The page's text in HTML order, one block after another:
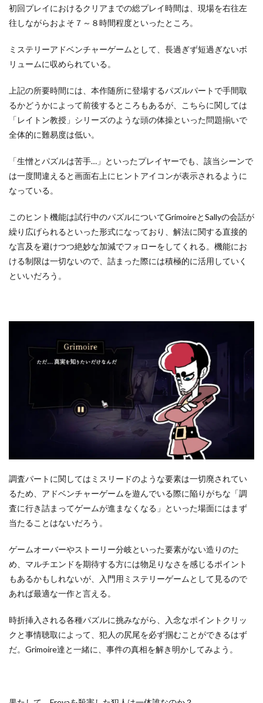
初回プレイにおけるクリアまでの総プレイ時間は、現場を右往左
往しながらおよそ７～８時間程度といったところ。
ミステリーアドベンチャーゲームとして、長過ぎず短過ぎないボ
リュームに収められている。
上記の所要時間には、本作随所に登場するパズルパートで手間取
るかどうかによって前後するところもあるが、こちらに関しては
「レイトン教授」シリーズのような頭の体操といった問題揃いで
全体的に難易度は低い。
「生憎とパズルは苦手…」といったプレイヤーでも、該当シーンで
は一度間違えると画面右上にヒントアイコンが表示されるように
なっている。
このヒント機能は試行中のパズルについてGrimoireとSallyの会話が
繰り広げられるといった形式になっており、解法に関する直接的
な言及を避けつつ絶妙な加減でフォローをしてくれる。機能にお
ける制限は一切ないので、詰まった際には積極的に活用していく
といいだろう。
調査パートに関してはミスリードのような要素は一切廃されてい
るため、アドベンチャーゲームを遊んでいる際に陥りがちな「調
査に行き詰まってゲームが進まなくなる」といった場面にはまず
当たることはないだろう。
ゲームオーバーやストーリー分岐といった要素がない造りのた
め、マルチエンドを期待する方には物足りなさを感じるポイント
もあるかもしれないが、入門用ミステリーゲームとして見るので
あれば最適な一作と言える。
時折挿入される各種パズルに挑みながら、入念なポイントクリッ
クと事情聴取によって、犯人の尻尾を必ず掴むことができるはず
だ。Grimoire達と一緒に、事件の真相を解き明かしてみよう。